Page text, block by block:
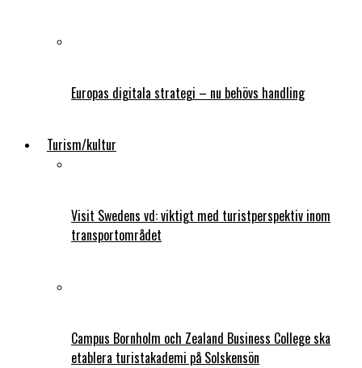
Europas digitala strategi – nu behövs handling
Turism/kultur
Visit Swedens vd: viktigt med turistperspektiv inom
transportområdet
Campus Bornholm och Zealand Business College ska
etablera turistakademi på Solskensön